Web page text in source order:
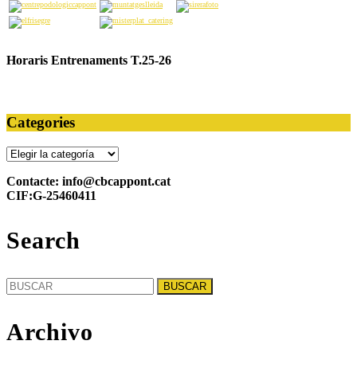
Horaris Entrenaments T.25-26
Categories
Categories
Contacte: info@cbcappont.cat
CIF:G-25460411
Search
Buscar:
Archivo